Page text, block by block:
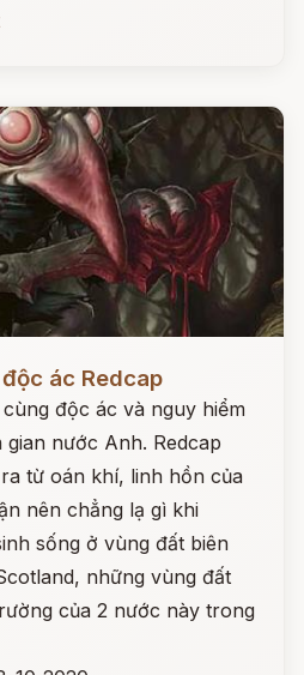
ác Redcap
độc ác và nguy hiểm
nước Anh. Redcap
từ oán khí, linh hồn của
nên chẳng lạ gì khi
sống ở vùng đất biên
những vùng đất
của 2 nước này trong